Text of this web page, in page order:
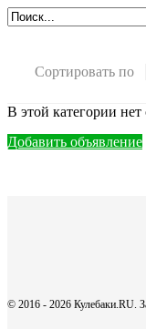
Сортировать по
В этой категории нет
Добавить объявление
© 2016 - 2026 Кулебаки.RU.